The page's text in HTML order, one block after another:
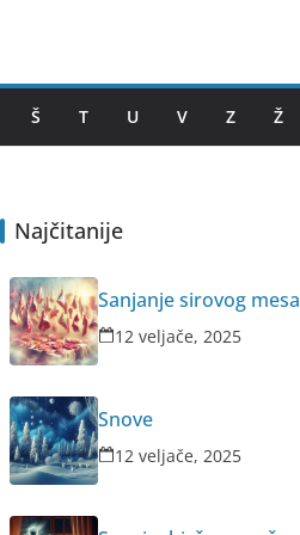
Š T U V Z Ž
Najčitanije
Sanjanje sirovog mesa
12 veljače, 2025
Snove
12 veljače, 2025